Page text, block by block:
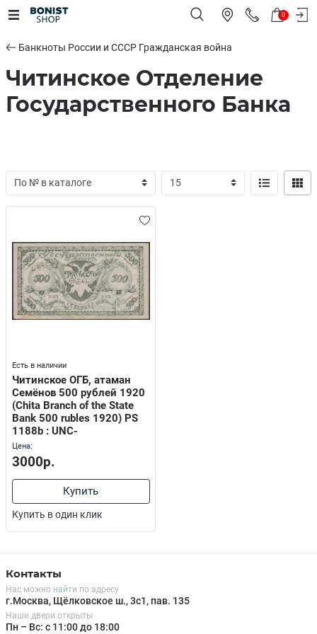
0
Банкноты России и СССР Гражданская война
Читинское Отделение
Государственного Банка
Есть в наличии
Читинское ОГБ, атаман
Семёнов 500 рублей 1920
(Chita Branch of the State
Bank 500 rubles 1920) PS
1188b : UNC-
Цена:
3000р.
Купить
Купить в один клик
Контакты
Нас можно найти по адресу
г.Москва, Щёлковское ш., 3с1, пав. 135
Наши двери открыты
Пн – Вс: с 11:00 до 18:00